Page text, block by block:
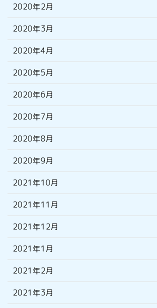
2020年2月
2020年3月
2020年4月
2020年5月
2020年6月
2020年7月
2020年8月
2020年9月
2021年10月
2021年11月
2021年12月
2021年1月
2021年2月
2021年3月